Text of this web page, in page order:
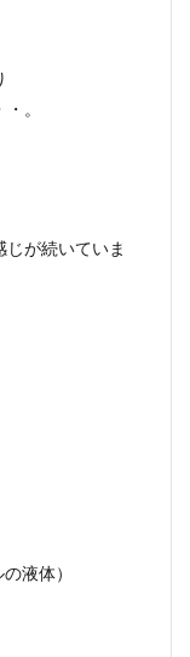
。
が続いていま
液体）